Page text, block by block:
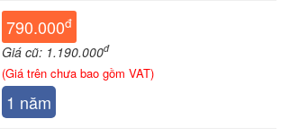
790.000đ
Giá cũ: 1.190.000đ
(Giá trên chưa bao gồm VAT)
1 năm